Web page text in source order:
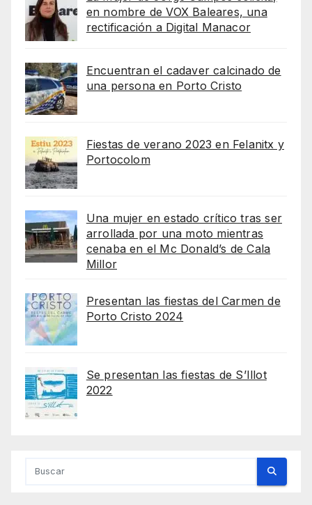
en nombre de VOX Baleares, una
rectificación a Digital Manacor
Encuentran el cadaver calcinado de
una persona en Porto Cristo
Fiestas de verano 2023 en Felanitx y
Portocolom
Una mujer en estado crítico tras ser
arrollada por una moto mientras
cenaba en el Mc Donald’s de Cala
Millor
Presentan las fiestas del Carmen de
Porto Cristo 2024
Se presentan las fiestas de S’Illot
2022